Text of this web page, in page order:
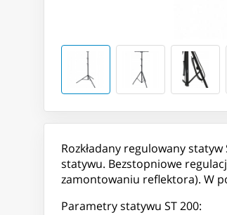
Rozkładany regulowany
statywu. Bezstopniowe
zamontowaniu reflektora). W
Parametry statywu ST 200: